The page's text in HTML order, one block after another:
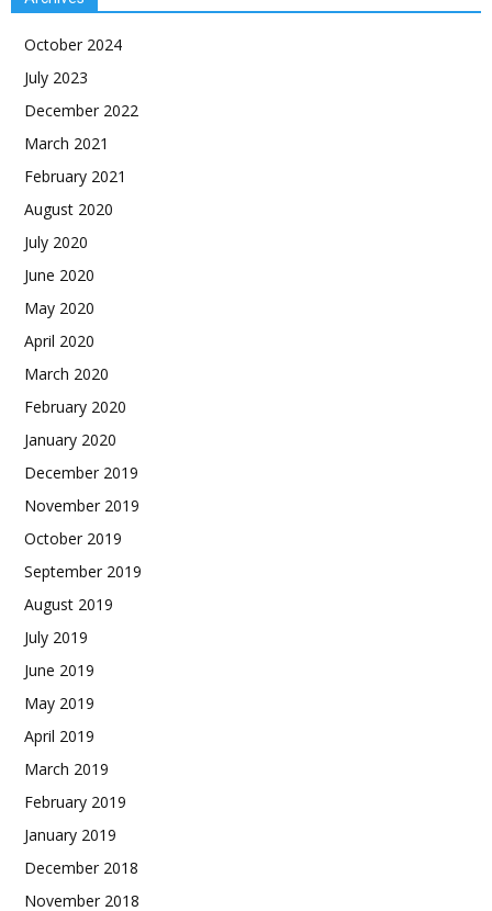
October 2024
July 2023
December 2022
March 2021
February 2021
August 2020
July 2020
June 2020
May 2020
April 2020
March 2020
February 2020
January 2020
December 2019
November 2019
October 2019
September 2019
August 2019
July 2019
June 2019
May 2019
April 2019
March 2019
February 2019
January 2019
December 2018
November 2018